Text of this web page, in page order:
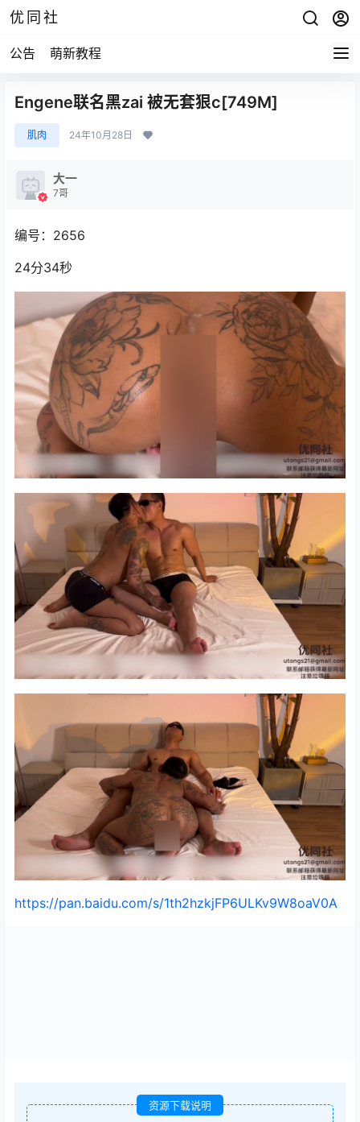
优同社
公告 萌新教程
Engene联名黑zai 被无套狠c[749M]
肌肉 24年10月28日
大一
7哥
编号：2656
24分34秒
https://pan.baidu.com/s/1th2hzkjFP6ULKv9W8oaV0A
资源下载说明